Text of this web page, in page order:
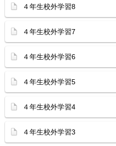
４年生校外学習8
４年生校外学習7
４年生校外学習6
４年生校外学習5
４年生校外学習4
４年生校外学習3